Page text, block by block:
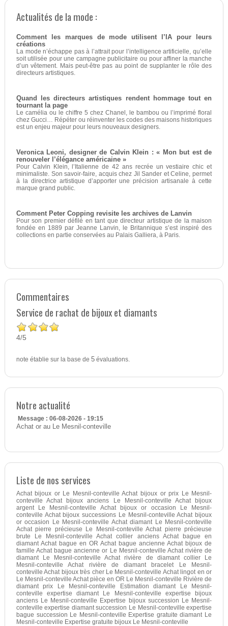
Actualités de la mode :
Comment les marques de mode utilisent l’IA pour leurs
créations
La mode n’échappe pas à l’attrait pour l’intelligence artificielle, qu’elle
soit utilisée pour une campagne publicitaire ou pour affiner la manche
d’un vêtement. Mais peut-être pas au point de supplanter le rôle des
directeurs artistiques.
Quand les directeurs artistiques rendent hommage tout en
tournant la page
Le camélia ou le chiffre 5 chez Chanel, le bambou ou l’imprimé floral
chez Gucci… Répéter ou réinventer les codes des maisons historiques
est un enjeu majeur pour leurs nouveaux designers.
Veronica Leoni, designer de Calvin Klein : « Mon but est de
renouveler l’élégance américaine »
Pour Calvin Klein, l’Italienne de 42 ans recrée un vestiaire chic et
minimaliste. Son savoir-faire, acquis chez Jil Sander et Celine, permet
à la directrice artistique d’apporter une précision artisanale à cette
marque grand public.
Comment Peter Copping revisite les archives de Lanvin
Pour son premier défilé en tant que directeur artistique de la maison
fondée en 1889 par Jeanne Lanvin, le Britannique s’est inspiré des
collections en partie conservées au Palais Galliera, à Paris.
Commentaires
Service de rachat de bijoux et diamants
4/5
note établie sur la base de 5évaluations.
Notre actualité
Message : 06-08-2026 - 19:15
Achat or au Le Mesnil-conteville
Liste de nos services
Achat bijoux or Le Mesnil-conteville Achat bijoux or prix Le Mesnil-
conteville Achat bijoux anciens Le Mesnil-conteville Achat bijoux
argent Le Mesnil-conteville Achat bijoux or occasion Le Mesnil-
conteville Achat bijoux successions Le Mesnil-conteville Achat bijoux
or occasion Le Mesnil-conteville Achat diamant Le Mesnil-conteville
Achat pierre précieuse Le Mesnil-conteville Achat pierre précieuse
brute Le Mesnil-conteville Achat collier anciens Achat bague en
diamant Achat bague en OR Achat bague ancienne Achat bijoux de
famille Achat bague ancienne or Le Mesnil-conteville Achat rivière de
diamant Le Mesnil-conteville Achat rivière de diamant collier Le
Mesnil-conteville Achat rivière de diamant bracelet Le Mesnil-
conteville Achat bijoux très cher Le Mesnil-conteville Achat lingot en or
Le Mesnil-conteville Achat pièce en OR Le Mesnil-conteville Rivière de
diamant prix Le Mesnil-conteville Estimation diamant Le Mesnil-
conteville expertise diamant Le Mesnil-conteville expertise bijoux
anciens Le Mesnil-conteville Expertise bijoux succession Le Mesnil-
conteville expertise diamant succession Le Mesnil-conteville expertise
bague succession Le Mesnil-conteville Expertise gratuite diamant Le
Mesnil-conteville Expertise gratuite bijoux Le Mesnil-conteville